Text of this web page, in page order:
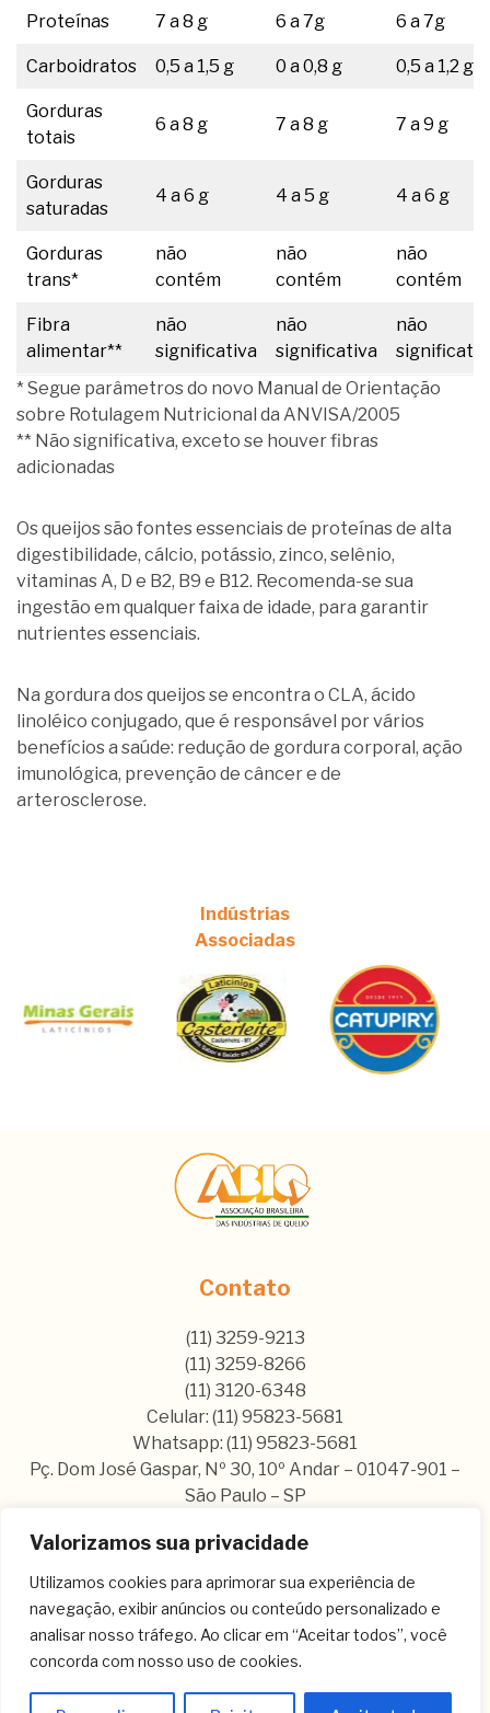
Valorizamos sua privacidade
Utilizamos cookies para aprimorar sua experiência de
navegação, exibir anúncios ou conteúdo personalizado e
analisar nosso tráfego. Ao clicar em “Aceitar todos”, você
concorda com nosso uso de cookies.
Proteínas 7 a 8 g 6 a 7g 6 a 7g
Carboidratos 0,5 a 1,5 g 0 a 0,8 g 0,5 a 1,2 g
Gorduras
totais
6 a 8 g 7 a 8 g 7 a 9 g
Gorduras
saturadas
4 a 6 g 4 a 5 g 4 a 6 g
Gorduras
trans*
não
contém
não
contém
não
contém
Fibra
alimentar**
não
significativa
não
significativa
não
* Segue parâmetros do novo Manual de Orientação
sobre Rotulagem Nutricional da ANVISA/2005
** Não significativa, exceto se houver fibras
adicionadas
Os queijos são fontes essenciais de proteínas de alta
digestibilidade, cálcio, potássio, zinco, selênio,
vitaminas A, D e B2, B9 e B12. Recomenda-se sua
ingestão em qualquer faixa de idade, para garantir
nutrientes essenciais.
Na gordura dos queijos se encontra o CLA, ácido
linoléico conjugado, que é responsável por vários
benefícios a saúde: redução de gordura corporal, ação
imunológica, prevenção de câncer e de
arterosclerose.
Indústrias
Associadas
Contato
(11) 3259-9213
(11) 3259-8266
(11) 3120-6348
Celular: (11) 95823-5681
Whatsapp: (11) 95823-5681
Pç. Dom José Gaspar, Nº 30, 10º Andar – 01047-901 –
São Paulo – SP